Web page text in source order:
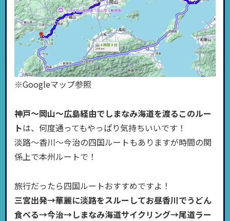
※Googleマップ参照
神戸〜岡山〜広島経由でしまなみ海道を渡るこのルー
トは、何度通ってもやっぱり気持ちいいです！
淡路〜香川〜今治の四国ルートもありますが時間の関
係上で本州ルートで！
旅行だったら四国ルートおすすめですよ！
三宮出発→華麗に淡路をスルーしてお昼香川でうどん
食べる→今治→しまなみ海道サイクリング→尾道ラー